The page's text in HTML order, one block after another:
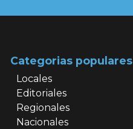
Categorias populares
Locales
Editoriales
Regionales
Nacionales